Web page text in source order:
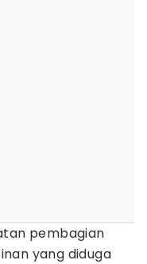
pembagian
yang diduga